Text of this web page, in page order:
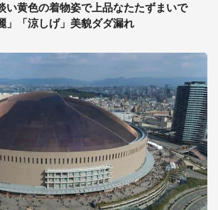
い黄色の着物姿で上品なたたずまいで
」「涼しげ」美貌ダダ漏れ